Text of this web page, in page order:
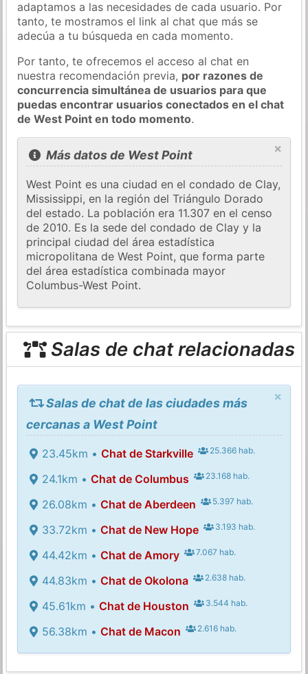
adaptamos a las necesidades de cada usuario. Por
tanto, te mostramos el link al chat que más se
adecúa a tu búsqueda en cada momento.
Por tanto, te ofrecemos el acceso al chat en
nuestra recomendación previa, por razones de
concurrencia simultánea de usuarios para que
puedas encontrar usuarios conectados en el chat
de West Point en todo momento.
×
Más datos de West Point
West Point es una ciudad en el condado de Clay,
Mississippi, en la región del Triángulo Dorado
del estado. La población era 11.307 en el censo
de 2010. Es la sede del condado de Clay y la
principal ciudad del área estadística
micropolitana de West Point, que forma parte
del área estadística combinada mayor
Columbus-West Point.
Salas de chat relacionadas
×
Salas de chat de las ciudades más
cercanas a West Point
23.45km • Chat de Starkville 25.366 hab.
24.1km • Chat de Columbus 23.168 hab.
26.08km • Chat de Aberdeen 5.397 hab.
33.72km • Chat de New Hope 3.193 hab.
44.42km • Chat de Amory 7.067 hab.
44.83km • Chat de Okolona 2.638 hab.
45.61km • Chat de Houston 3.544 hab.
56.38km • Chat de Macon 2.616 hab.